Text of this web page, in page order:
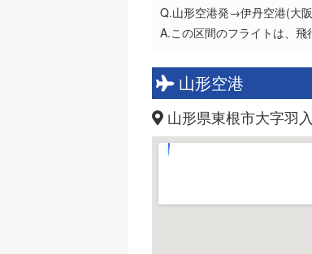
Q.山形空港発→伊丹空港(大
A.この区間のフライトは、飛
山形空港
山形県東根市大字羽